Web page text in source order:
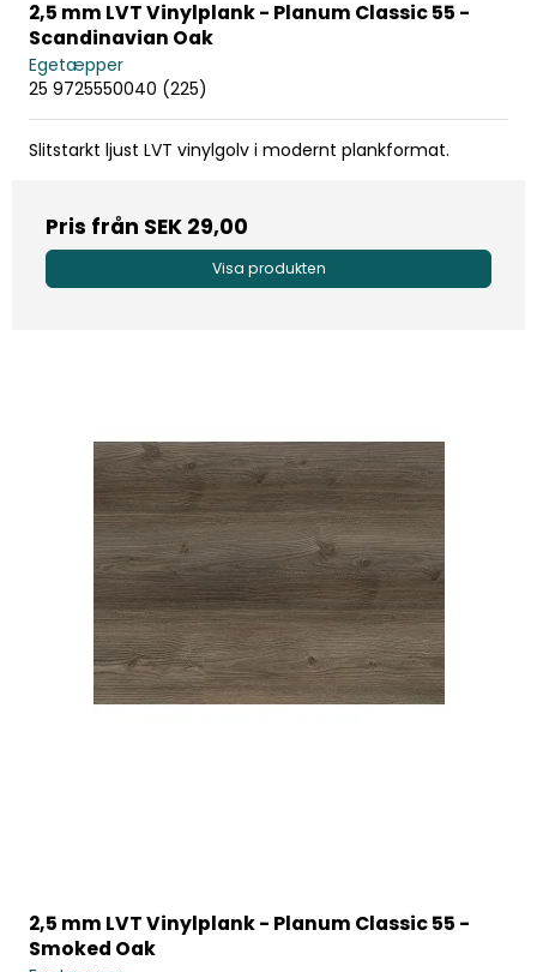
2,5 mm LVT Vinylplank - Planum Classic 55 -
Scandinavian Oak
Egetæpper
25 9725550040 (225)
Slitstarkt ljust LVT vinylgolv i modernt plankformat.
Pris från SEK 29,00
Visa produkten
2,5 mm LVT Vinylplank - Planum Classic 55 -
Smoked Oak